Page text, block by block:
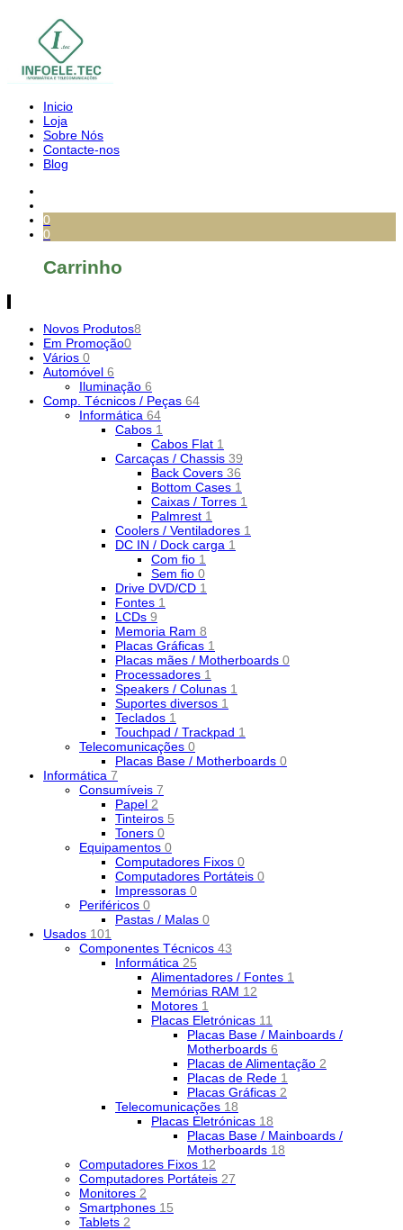
Inicio
Loja
Sobre Nós
Contacte-nos
Blog
0
0
Carrinho
Novos Produtos8
Em Promoção0
Vários 0
Automóvel 6
Iluminação 6
Comp. Técnicos / Peças 64
Informática 64
Cabos 1
Cabos Flat 1
Carcaças / Chassis 39
Back Covers 36
Bottom Cases 1
Caixas / Torres 1
Palmrest 1
Coolers / Ventiladores 1
DC IN / Dock carga 1
Com fio 1
Sem fio 0
Drive DVD/CD 1
Fontes 1
LCDs 9
Memoria Ram 8
Placas Gráficas 1
Placas mães / Motherboards 0
Processadores 1
Speakers / Colunas 1
Suportes diversos 1
Teclados 1
Touchpad / Trackpad 1
Telecomunicações 0
Placas Base / Motherboards 0
Informática 7
Consumíveis 7
Papel 2
Tinteiros 5
Toners 0
Equipamentos 0
Computadores Fixos 0
Computadores Portáteis 0
Impressoras 0
Periféricos 0
Pastas / Malas 0
Usados 101
Componentes Técnicos 43
Informática 25
Alimentadores / Fontes 1
Memórias RAM 12
Motores 1
Placas Eletrónicas 11
Placas Base / Mainboards /
Motherboards 6
Placas de Alimentação 2
Placas de Rede 1
Placas Gráficas 2
Telecomunicações 18
Placas Eletrónicas 18
Placas Base / Mainboards /
Motherboards 18
Computadores Fixos 12
Computadores Portáteis 27
Monitores 2
Smartphones 15
Tablets 2